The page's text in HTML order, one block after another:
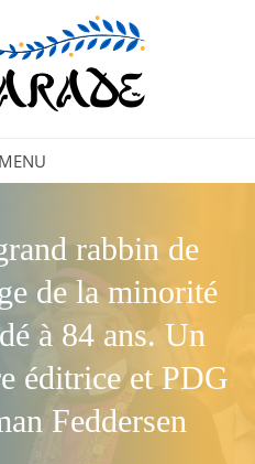
MENU
rabbin de
de la minorité
à 84 ans. Un
éditrice et PDG
Feddersen